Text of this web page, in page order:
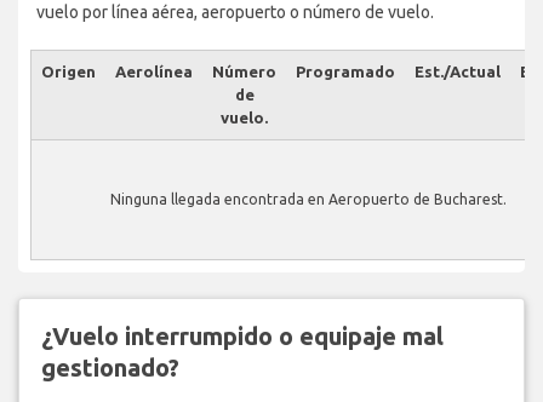
vuelo por línea aérea, aeropuerto o número de vuelo.
Origen Aerolínea
Número
de
vuelo.
Programado Est./Actual
Ninguna llegada encontrada en Aeropuerto de Bucharest.
¿Vuelo interrumpido o equipaje mal
gestionado?